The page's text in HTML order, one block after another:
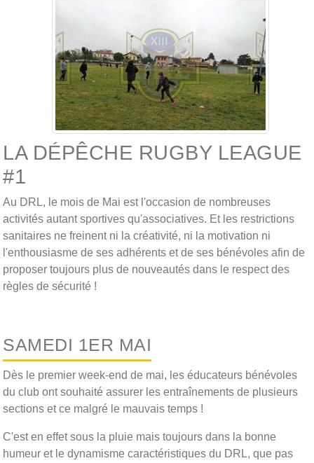
LA DÉPÊCHE RUGBY LEAGUE
#1
Au DRL, le mois de Mai est l'occasion de nombreuses
activités autant sportives qu'associatives. Et les restrictions
sanitaires ne freinent ni la créativité, ni la motivation ni
l'enthousiasme de ses adhérents et de ses bénévoles afin de
proposer toujours plus de nouveautés dans le respect des
règles de sécurité !
SAMEDI 1ER MAI
Dès le premier week-end de mai, les éducateurs bénévoles
du club ont souhaité assurer les entraînements de plusieurs
sections et ce malgré le mauvais temps !
C'est en effet sous la pluie mais toujours dans la bonne
humeur et le dynamisme caractéristiques du DRL, que pas